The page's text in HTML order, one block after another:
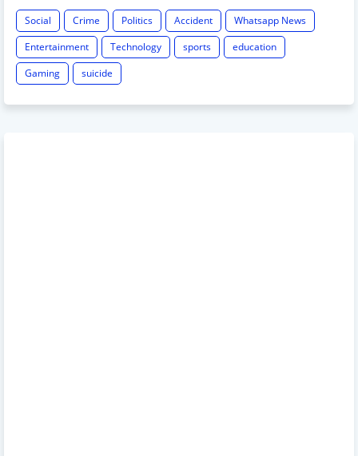
Social Crime Politics Accident
Whatsapp News
Entertainment
Technology sports
education
Gaming
suicide